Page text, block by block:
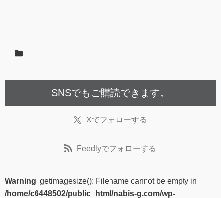
SNSでもご購読できます。
Xでフォローする
Feedlyでフォローする
Warning: getimagesize(): Filename cannot be empty in
/home/c6448502/public_html/nabis-g.com/wp-